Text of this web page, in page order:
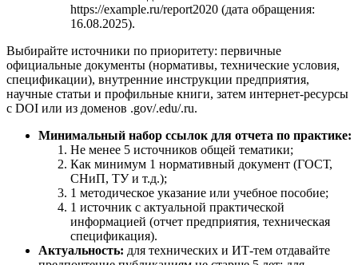
https://example.ru/report2020 (дата обращения:
16.08.2025).
Выбирайте источники по приоритету: первичные
официальные документы (нормативы, технические условия,
спецификации), внутренние инструкции предприятия,
научные статьи и профильные книги, затем интернет-ресурсы
с DOI или из доменов .gov/.edu/.ru.
Минимальный набор ссылок для отчета по практике:
Не менее 5 источников общей тематики;
Как минимум 1 нормативный документ (ГОСТ,
СНиП, ТУ и т.д.);
1 методическое указание или учебное пособие;
1 источник с актуальной практической
информацией (отчет предприятия, техническая
спецификация).
Актуальность: для технических и ИТ-тем отдавайте